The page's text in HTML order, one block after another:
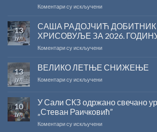
Коментари су искљученина
поводом
резултата
конкурса
Министарства
за
капиталних
на
српском
13
јул
САША РАДОЈЧИЋ
ХРИСОВУЉЕ ЗА 2026.
Коментари су искљученина
РАДОЈЧИЋ
ЖИЧКЕ
2026.
ГОДИНУ
13
јул
ВЕЛИКО ЛЕТЊЕ СНИЖЕЊЕ
Коментари су искљученина
СНИЖЕЊЕ
10
јул
У Сали СКЗ одржано свечано
„Стеван Раичковић”
Коментари су искљученина